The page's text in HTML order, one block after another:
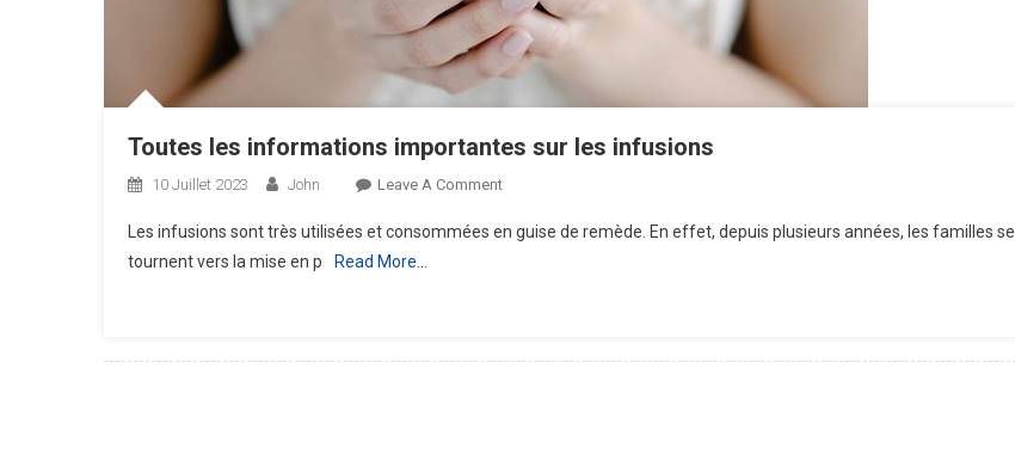
Toutes les informations importantes sur les infusions
10 Juillet 2023 John Leave A CommentOn
Les
Les infusions sont très utilisées et consommées en guise de remède. En effet, depuis plusieurs années, les familles se
tournent vers la mise en p
Read More…